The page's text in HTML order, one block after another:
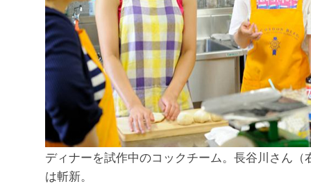
ディナーを試作中のコックチーム。長谷川さん
は斬新。